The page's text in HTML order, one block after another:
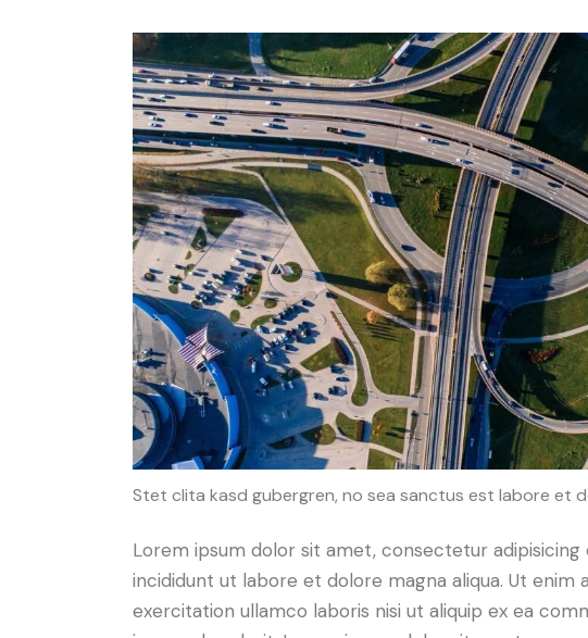
Stet clita kasd gubergren, no sea sanctus est labore et
Lorem ipsum dolor sit amet, consectetur
incididunt ut labore et dolore magna aliqua. Ut enim
exercitation ullamco laboris nisi ut aliquip ex ea